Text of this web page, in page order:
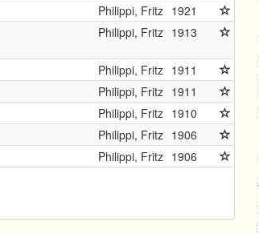
Philippi, Fritz 1921
Philippi, Fritz 1913
Philippi, Fritz 1911
Philippi, Fritz 1911
Philippi, Fritz 1910
Philippi, Fritz 1906
Philippi, Fritz 1906